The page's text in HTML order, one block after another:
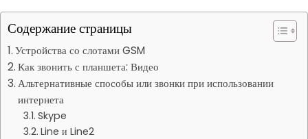
Содержание страницы
Устройства со слотами GSM
Как звонить с планшета: Видео
Альтернативные способы или звонки при использовании
интернета
Skype
Line и Line2